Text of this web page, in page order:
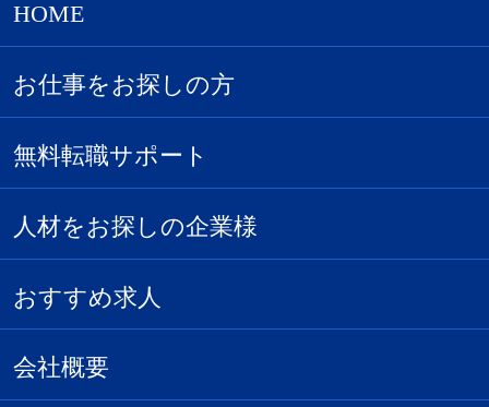
HOME
お仕事をお探しの方
無料転職サポート
人材をお探しの企業様
おすすめ求人
会社概要